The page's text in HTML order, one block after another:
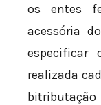
os entes
acessória
especificar
realizada
bitributação